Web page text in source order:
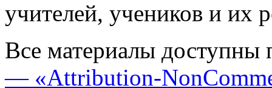
учителей, учеников и их
Все материалы доступны
— «Attribution-